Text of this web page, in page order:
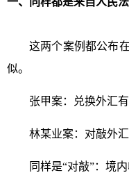
这两个案例都公布
似。
张甲案：兑换外汇
林某业案：对敲外
同样是“对敲”：境